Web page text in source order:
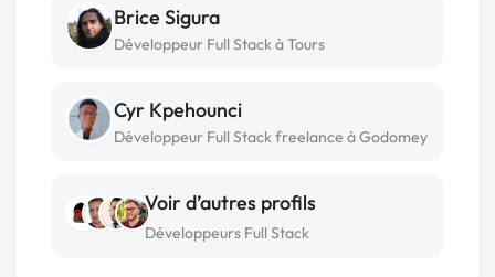
Brice Sigura
Développeur Full Stack à Tours
Cyr Kpehounci
Développeur Full Stack freelance à Godomey
Voir d’autres profils
Développeurs Full Stack